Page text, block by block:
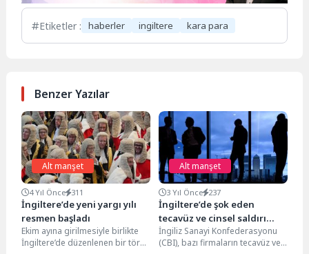
Etiketler : haberler ingiltere kara para
Benzer Yazılar
Alt manşet
4 Yıl Önce 311
İngiltere’de yeni yargı yılı
resmen başladı
Ekim ayına girilmesiyle birlikte
İngiltere’de düzenlenen bir tören
Alt manşet
3 Yıl Önce 237
İngiltere’de şok eden
tecavüz ve cinsel saldırı
iddialarının yankısı sürüyor
İngiliz Sanayi Konfederasyonu
(CBI), bazı firmaların tecavüz ve